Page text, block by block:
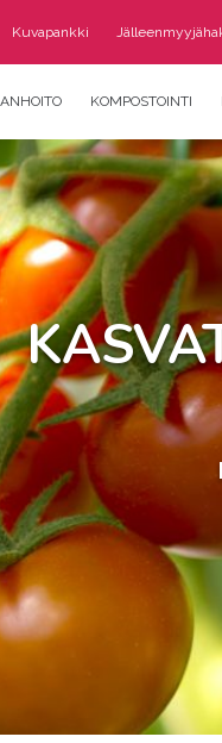
Kuvapankki
KOMPOSTOINTI